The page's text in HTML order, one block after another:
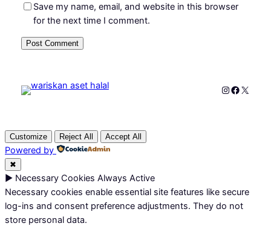
Save my name, email, and website in this browser
for the next time I comment.
Instagram
X
Customize Reject All Accept All
Powered by
✖
► Necessary Cookies Always Active
Necessary cookies enable essential site features like secure
log-ins and consent preference adjustments. They do not
store personal data.